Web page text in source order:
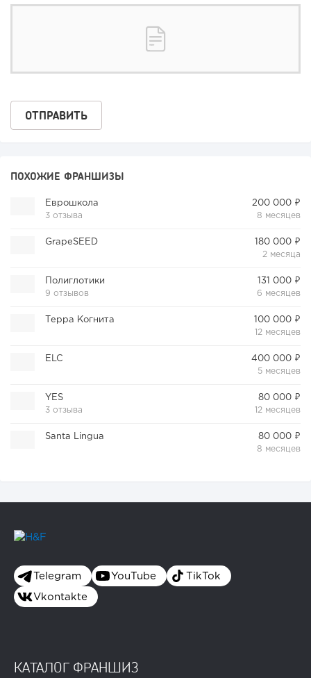
ПОХОЖИЕ ФРАНШИЗЫ
Еврошкола
3 отзыва
200 000 ₽
8 месяцев
GrapeSEED
180 000 ₽
2 месяца
Полиглотики
9 отзывов
131 000 ₽
6 месяцев
Терра Когнита
100 000 ₽
12 месяцев
ELC
400 000 ₽
5 месяцев
YES
3 отзыва
80 000 ₽
12 месяцев
Santa Lingua
80 000 ₽
8 месяцев
Telegram YouTube TikTok
Vkontakte
КАТАЛОГ ФРАНШИЗ